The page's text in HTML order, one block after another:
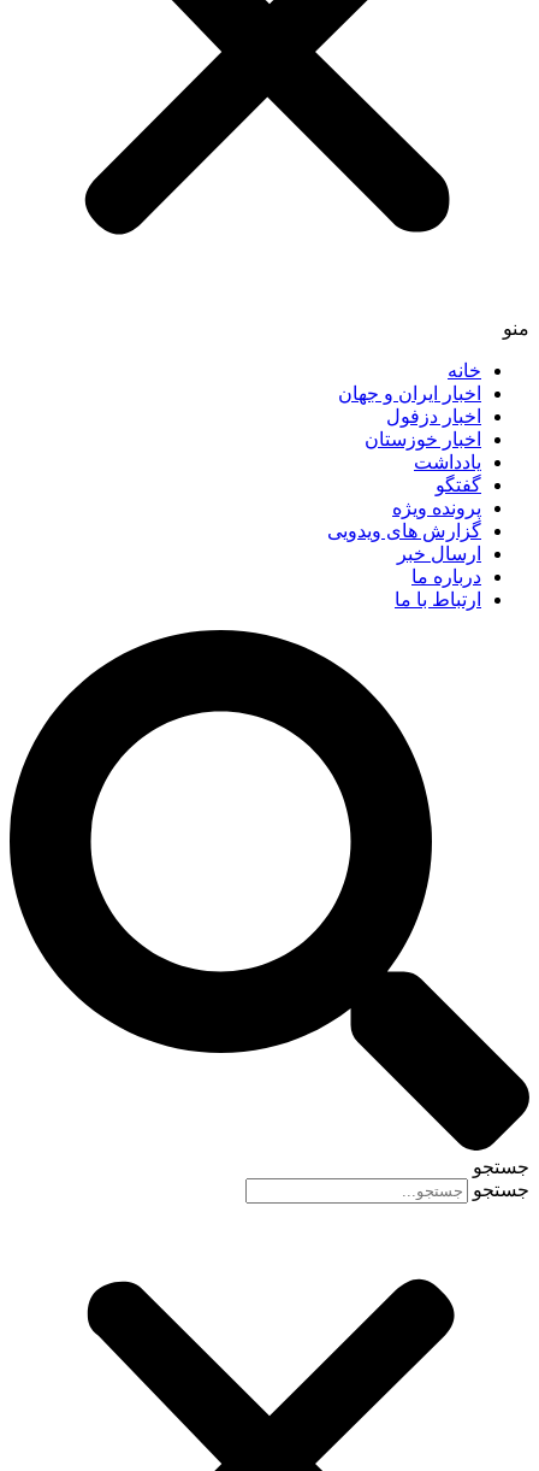
منو
خانه
اخبار ایران و جهان
اخبار دزفول
اخبار خوزستان
یادداشت
گفتگو
پرونده ویژه
گزارش های ویدویی
ارسال خبر
درباره ما
ارتباط با ما
جستجو
جستجو